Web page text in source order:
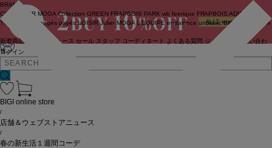
ログイン
BRAND
COUTURIER MOGA Collection GREEN FRAPBOIS PARK wb feerique FRAPBOIS ADIEU
TRISTESSE
congés payés LOISIR Julier MOGA L'EQUIPE endalence unbilanc BIGI online store
新着商品 ニュース セール スタッフ コーディネート よくある質問 ジャーナル
お問い合わ
せ
BIGI online store
/
店舗＆ウェブストアニュース
/
春の新生活１週間コーデ